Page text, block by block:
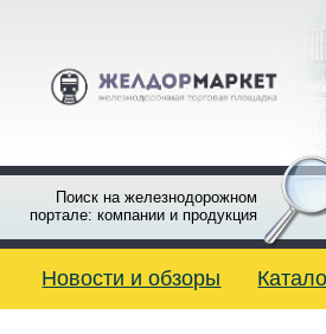
Поиск на железнодорожном
портале: компании и продукция
Новости и обзоры